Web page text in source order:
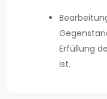
Erfüllung
ist.